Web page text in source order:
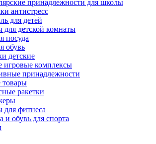
принадлежности для школы
антистресс
для детей
для детской комнаты
посуда
обувь
детские
игровые комплексы
принадлежности
ракетки
для фитнеса
и обувь для спорта